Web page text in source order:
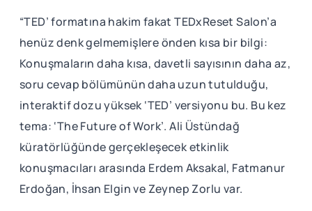
“TED’ formatına hakim fakat TEDxReset Salon’a
henüz denk gelmemişlere önden kısa bir bilgi:
Konuşmaların daha kısa, davetli sayısının daha az,
soru cevap bölümünün daha uzun tutulduğu,
interaktif dozu yüksek ‘TED’ versiyonu bu. Bu kez
tema: ‘The Future of Work’. Ali Üstündağ
küratörlüğünde gerçekleşecek etkinlik
konuşmacıları arasında Erdem Aksakal, Fatmanur
Erdoğan, İhsan Elgin ve Zeynep Zorlu var.